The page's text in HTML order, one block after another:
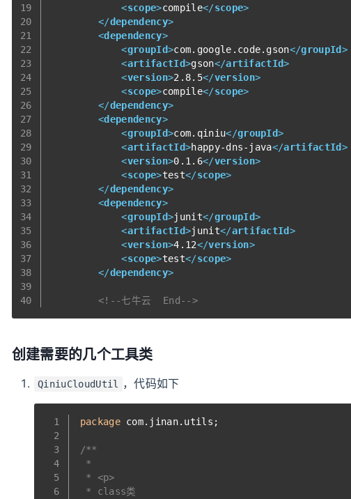
19
20
21
22
23
24
25
26
27
28
29
30
31
32
33
34
35
36
37
38
39
40
<scope>compile</scope>
</dependency>
<dependency>
<groupId>com.google.code.gson</groupId>
<artifactId>gson</artifactId>
<version>2.8.5</version>
<scope>compile</scope>
</dependency>
<dependency>
<groupId>com.qiniu</groupId>
<artifactId>happy-dns-java</artifactId>
<version>0.1.6</version>
<scope>test</scope>
</dependency>
<dependency>
<groupId>junit</groupId>
<artifactId>junit</artifactId>
<version>4.12</version>
<scope>test</scope>
</dependency>
<!--七牛云  End-->
创建需要的几个工具类
QiniuCloudUtil ，代码如下
1
2
3
4
5
6
package com.jinan.utils;
/**
*
* <p>
* class类